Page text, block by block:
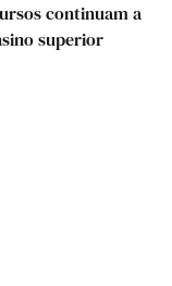
continuam a
superior